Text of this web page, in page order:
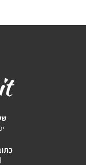
(צמוד לפתח תקווה)